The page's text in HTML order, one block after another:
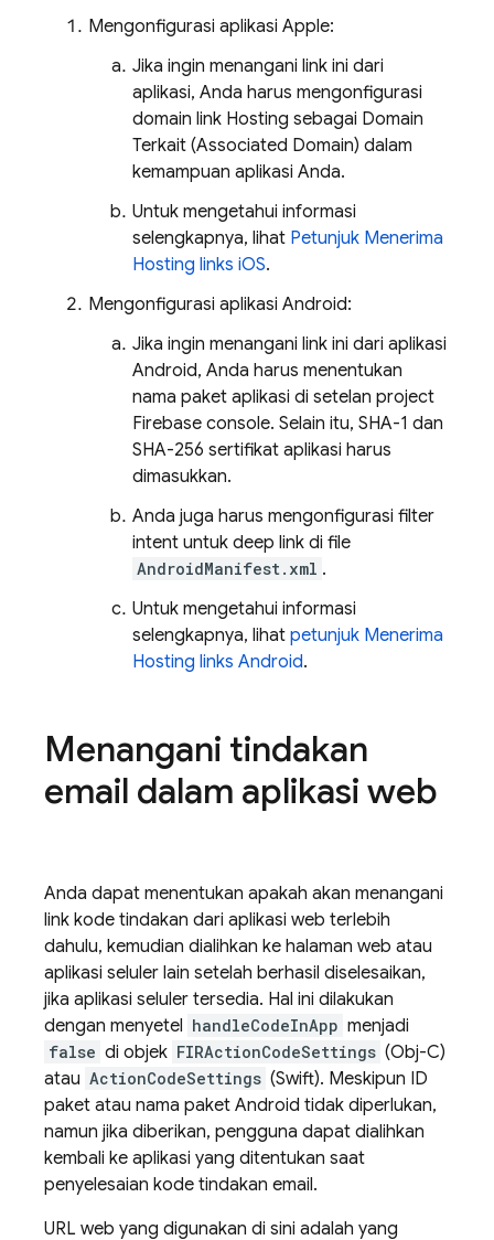
Mengonfigurasi aplikasi Apple:
Jika ingin menangani link ini dari
aplikasi, Anda harus mengonfigurasi
domain link Hosting sebagai Domain
Terkait (Associated Domain) dalam
kemampuan aplikasi Anda.
Untuk mengetahui informasi
selengkapnya, lihat Petunjuk Menerima
Hosting links iOS.
Mengonfigurasi aplikasi Android:
Jika ingin menangani link ini dari aplikasi
Android, Anda harus menentukan
nama paket aplikasi di setelan project
Firebase console. Selain itu, SHA-1 dan
SHA-256 sertifikat aplikasi harus
dimasukkan.
Anda juga harus mengonfigurasi filter
intent untuk deep link di file
AndroidManifest.xml .
Untuk mengetahui informasi
selengkapnya, lihat petunjuk Menerima
Hosting links Android.
Menangani tindakan
email dalam aplikasi web
Anda dapat menentukan apakah akan menangani
link kode tindakan dari aplikasi web terlebih
dahulu, kemudian dialihkan ke halaman web atau
aplikasi seluler lain setelah berhasil diselesaikan,
jika aplikasi seluler tersedia. Hal ini dilakukan
dengan menyetel handleCodeInApp menjadi
false di objek FIRActionCodeSettings (Obj-C)
atau ActionCodeSettings (Swift). Meskipun ID
paket atau nama paket Android tidak diperlukan,
namun jika diberikan, pengguna dapat dialihkan
kembali ke aplikasi yang ditentukan saat
penyelesaian kode tindakan email.
URL web yang digunakan di sini adalah yang